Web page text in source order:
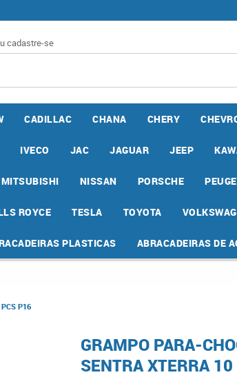
cadastre-se
CADILLAC CHANA CHERY
IVECO JAC JAGUAR JEEP
MITSUBISHI NISSAN PORSCHE
ROYCE TESLA TOYOTA
PLASTICAS ABRACADEIRAS DE
P16
GRAMPO PARA-
SENTRA XTERRA